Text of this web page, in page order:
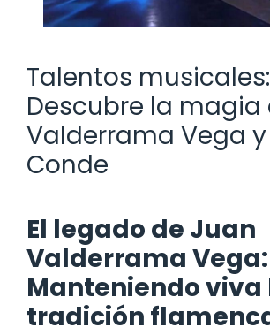
Talentos musicales:
Descubre la magia
Valderrama Vega
Conde
El legado de Juan
Valderrama Vega:
Manteniendo viva
tradición